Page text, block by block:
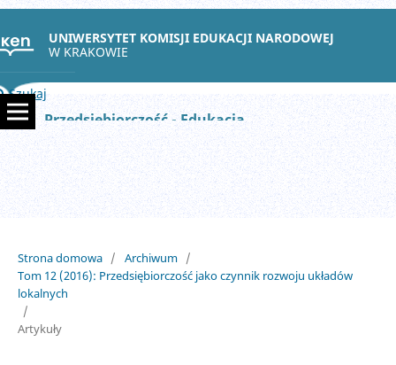
UNIWERSYTET KOMISJI EDUKACJI NARODOWEJ
W KRAKOWIE
Szukaj
Przedsiębiorczość - Edukacja
Strona domowa / Archiwum /
Tom 12 (2016): Przedsiębiorczość jako czynnik rozwoju układów
lokalnych
/
Artykuły